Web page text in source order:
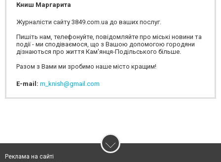
Книш Маргарита
Журналісти сайту 3849.com.ua до ваших послуг.
Пишіть нам, телефонуйте, повідомляйте про міські новини та
події - ми сподіваємося, що з Вашою допомогою городяни
дізнаються про життя Кам'янця-Подільського більше.
Разом з Вами ми зробимо наше місто кращим!
E-mail: m_knish@gmail.com
Реклама на сайті